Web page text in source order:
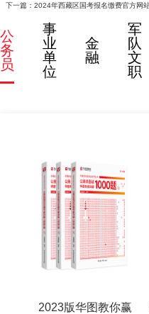
下一篇： 2024年西藏区国考报名缴费官方网
公
务
员
事
业
单
位
金
融
军
队
文
职
2023版华图教你赢